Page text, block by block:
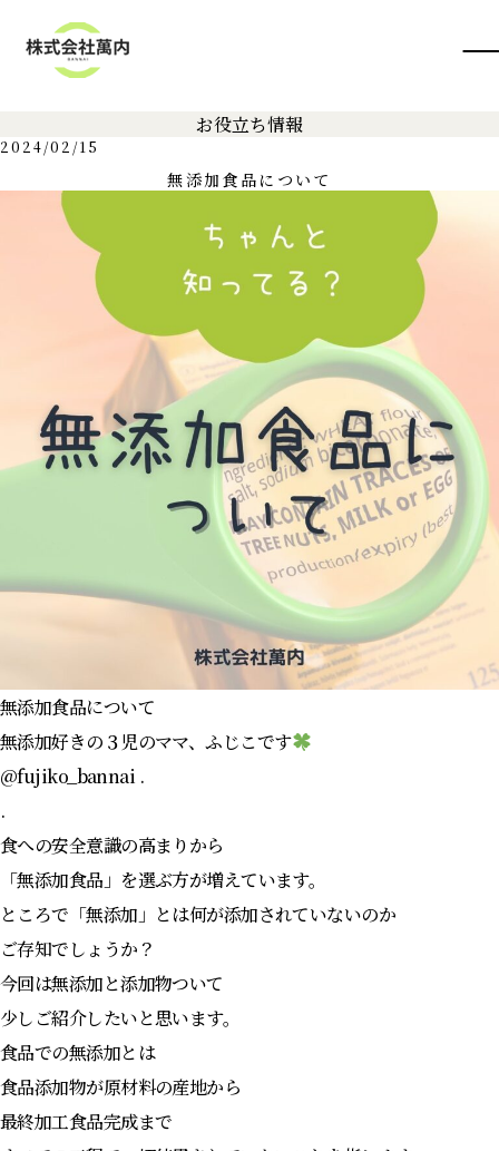
お役立ち情報
2024/02/15
無添加食品について
無添加食品について
無添加好きの３児のママ、ふじこです
@fujiko_bannai .
.
食への安全意識の高まりから
「無添加食品」を選ぶ方が増えています。
ところで「無添加」とは何が添加されていないのか
ご存知でしょうか？
今回は無添加と添加物ついて
少しご紹介したいと思います。
食品での無添加とは
食品添加物が原材料の産地から
最終加工食品完成まで